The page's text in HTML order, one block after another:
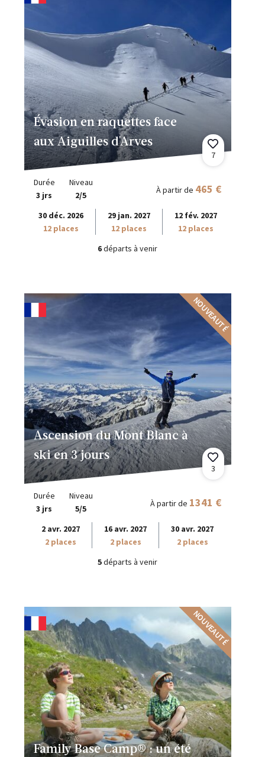
Évasion en raquettes face
aux Aiguilles d'Arves
7
Durée
3 jrs
Niveau
2/5
À partir de 465 €
30 déc. 2026
12 places
29 jan. 2027
12 places
12 fév. 2027
12 places
6départs à venir
NOUVEAUTÉ
Ascension du Mont Blanc à
ski en 3 jours
3
Durée
3 jrs
Niveau
5/5
À partir de 1341 €
2 avr. 2027
2 places
16 avr. 2027
2 places
30 avr. 2027
2 places
5départs à venir
NOUVEAUTÉ
Family Base Camp® : un été